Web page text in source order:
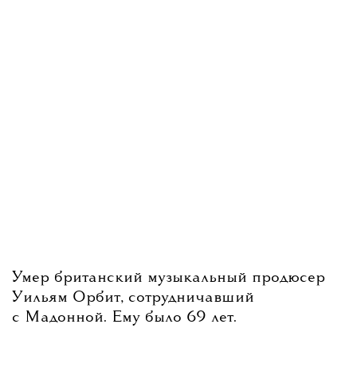
Умер британский музыкальный продюсер
Уильям Орбит, сотрудничавший
с Мадонной. Ему было 69 лет.